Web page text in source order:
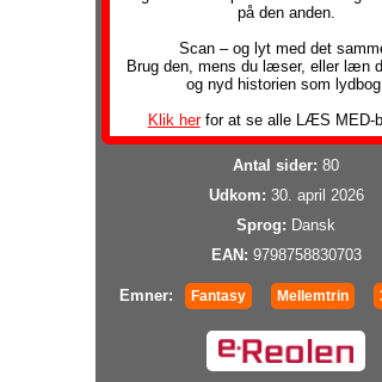
på den anden.
Scan – og lyt med det
Brug den, mens du læser, eller læn
og nyd historien som lydbog.
Klik herfor at se alle LÆS MED-
Antal sider: 80
Udkom: 30. april 2026
Sprog: Dansk
EAN: 9798758830703
Emner: Fantasy Mellemtrin